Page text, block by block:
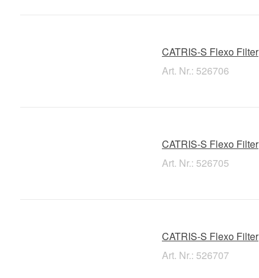
CATRIS-S Flexo Filter
Art. Nr.: 526706
CATRIS-S Flexo Filter
Art. Nr.: 526705
CATRIS-S Flexo Filter
Art. Nr.: 526707